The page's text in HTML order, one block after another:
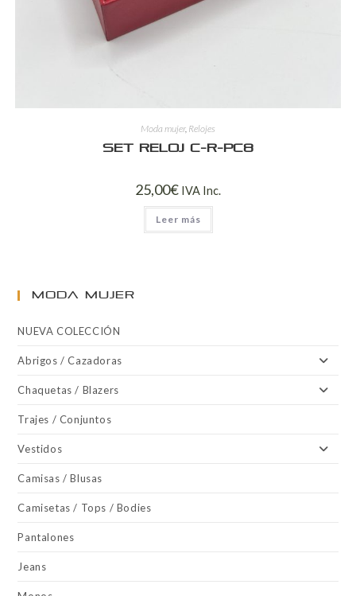
Moda mujer, Relojes
Set Reloj C-R-PC8
25,00€ IVA Inc.
Leer más
MODA MUJER
NUEVA COLECCIÓN
Abrigos / Cazadoras
Chaquetas / Blazers
Trajes / Conjuntos
Vestidos
Camisas / Blusas
Camisetas / Tops / Bodies
Pantalones
Jeans